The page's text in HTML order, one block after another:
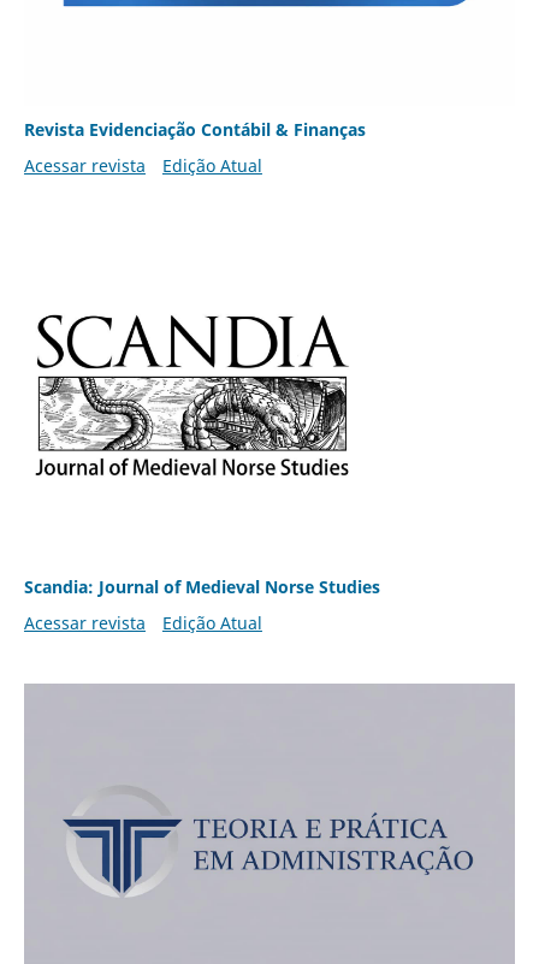
Revista Evidenciação Contábil & Finanças
Acessar revista
Edição Atual
Scandia: Journal of Medieval Norse Studies
Acessar revista
Edição Atual